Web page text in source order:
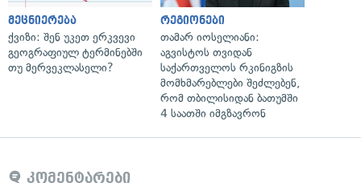
მეცნიერება
ქვიზი: შენ უკეთ ერკვევი
გეოგრაფიულ ტერმინებში
თუ მერვეკლასელი?
რეგიონები
თამარ იოსელიანი:
აგვისტოს თვიდან
საქართველოს რკინიგზის
მომხმარებლები შეძლებენ,
რომ თბილისიდან ბათუმში
4 საათში იმგზავრონ
კომენტარები